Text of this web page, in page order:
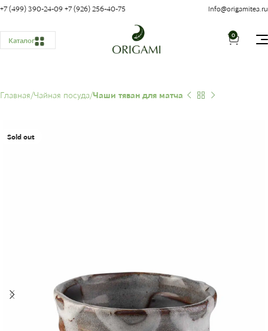
+7 (499) 390-24-09 +7 (926) 256-40-75 Info@origamitea.ru
Каталог
0
Главная Чайная посуда Чаши тяван для матча
Sold out